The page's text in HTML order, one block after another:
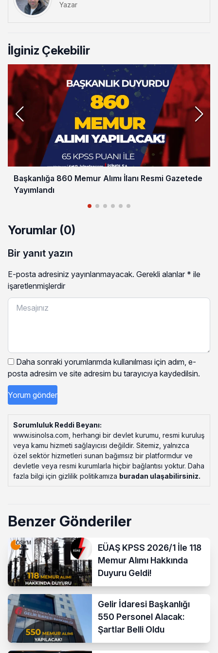
Yazar
İlginiz Çekebilir
Başkanlığa 860 Memur Alımı İlanı Resmi Gazetede
Yayımlandı
Yorumlar (0)
Bir yanıt yazın
E-posta adresiniz yayınlanmayacak. Gerekli alanlar * ile
işaretlenmişlerdir
Daha sonraki yorumlarımda kullanılması için adım, e-
posta adresim ve site adresim bu tarayıcıya kaydedilsin.
Sorumluluk Reddi Beyanı:
www.isinolsa.com, herhangi bir devlet kurumu, resmi kuruluş
veya kamu hizmeti sağlayıcısı değildir. Sitemiz, yalnızca
özel sektör hizmetleri sunan bağımsız bir platformdur ve
devletle veya resmi kurumlarla hiçbir bağlantısı yoktur. Daha
fazla bilgi için gizlilik politikamıza buradan ulaşabilirsiniz.
Benzer Gönderiler
EÜAŞ KPSS 2026/1 İle 118
Memur Alımı Hakkında
Duyuru Geldi!
Gelir İdaresi Başkanlığı
550 Personel Alacak:
Şartlar Belli Oldu